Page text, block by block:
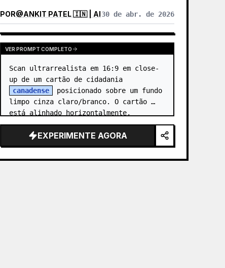
POR@ANKIT PATEL 🇮🇳 | AI30 de abr. de 2026
VER PROMPT COMPLETO
Scan ultrarrealista em 16:9 em close-
canadense
posicionado sobre um fundo
limpo cinza claro/branco. O cartão
está alinhado horizontalmente,
centralizado no quadro, capturado com
foco nítido e…
EXPERIMENTE AGORA